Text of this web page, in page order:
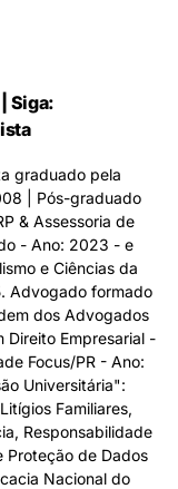
Siga:
graduado pela
| Pós-graduado
& Assessoria de
- Ano: 2023 - e
e Ciências da
Advogado formado
dos Advogados
Direito Empresarial -
Focus/PR - Ano:
Universitária":
Familiares,
Responsabilidade
Proteção de Dados
Nacional do